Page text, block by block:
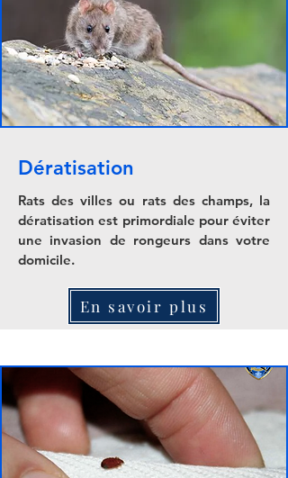
Dératisation
Rats des villes ou rats des champs, la
dératisation est primordiale pour éviter
une invasion de rongeurs dans votre
domicile.
En savoir plus